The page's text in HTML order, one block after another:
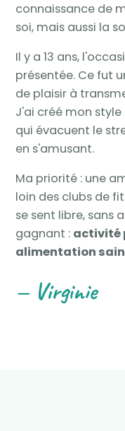
connaissance de
soi, mais aussi la
Il y a 13 ans,
présentée. Ce fut
de plaisir à
J'ai créé mon
qui évacuent le
en s'amusant.
Ma priorité : une
loin des clubs de
se sent libre, sans
gagnant : activité
alimentation
— Virginie